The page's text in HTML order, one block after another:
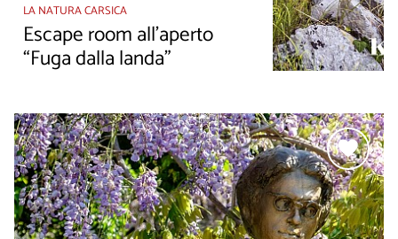
LA NATURA CARSICA
Escape room all’aperto
“Fuga dalla landa”